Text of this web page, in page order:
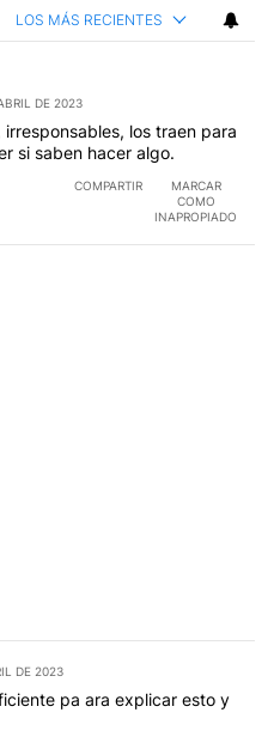
LOS MÁS RECIENTES
DE 2023
irresponsables, los traen para
si saben hacer algo.
COMPARTIR
MARCAR
COMO
INAPROPIADO
DE 2023
pa ara explicar esto y